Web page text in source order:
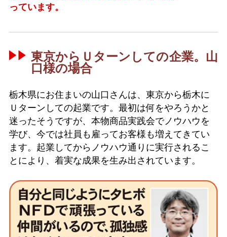
っています。
東京からＵターンしての企業。山
口様の場合
栃木県にお住まいの山口さんは、東京から栃木に
Ｕターンしての起業です。最初は何をやろうかと
迷ったそうですが、本物商品実践会でノウハウを
学び、今では社員も雇ってお客様も増えてきてい
ます。起業してからノウハウ通りに実行されるこ
とにより、着実な成果を生み出されています。